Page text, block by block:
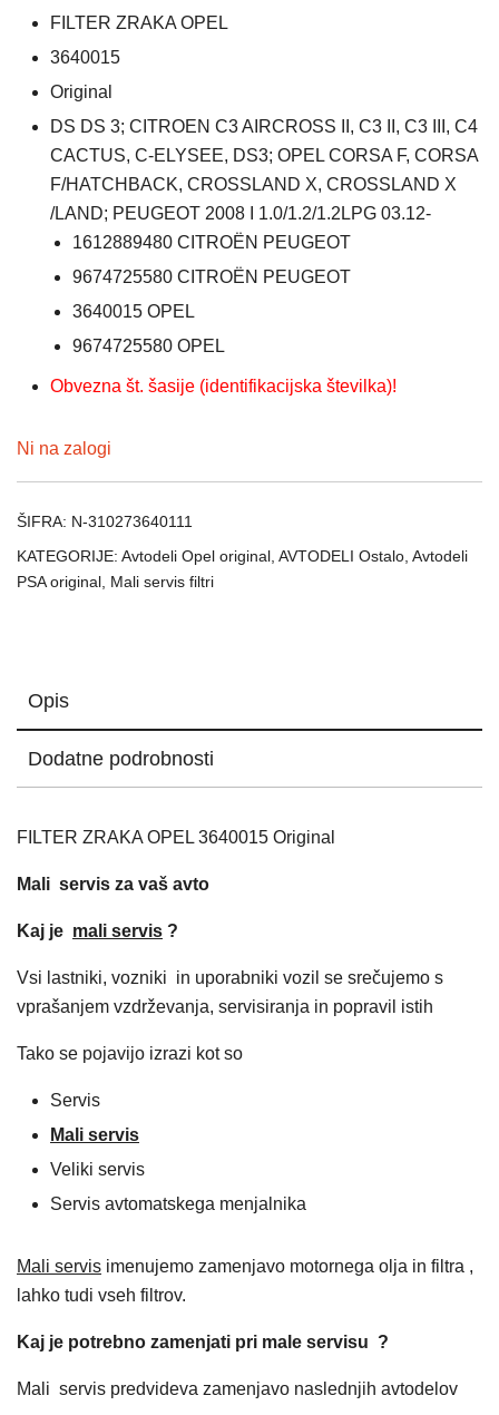
FILTER ZRAKA OPEL
3640015
Original
DS DS 3; CITROEN C3 AIRCROSS II, C3 II, C3 III, C4
CACTUS, C-ELYSEE, DS3; OPEL CORSA F, CORSA
F/HATCHBACK, CROSSLAND X, CROSSLAND X
/LAND; PEUGEOT 2008 I 1.0/1.2/1.2LPG 03.12-
1612889480 CITROËN PEUGEOT
9674725580 CITROËN PEUGEOT
3640015 OPEL
9674725580 OPEL
Obvezna št. šasije (identifikacijska številka)!
Ni na zalogi
ŠIFRA: N-310273640111
KATEGORIJE: Avtodeli Opel original AVTODELI Ostalo Avtodeli
PSA original Mali servis filtri
Opis
Dodatne podrobnosti
FILTER ZRAKA OPEL 3640015 Original
Mali servis za vaš avto
Kaj je mali servis ?
Vsi lastniki, vozniki in uporabniki vozil se srečujemo s
vprašanjem vzdrževanja, servisiranja in popravil istih
Tako se pojavijo izrazi kot so
Servis
Mali servis
Veliki servis
Servis avtomatskega menjalnika
Mali servis imenujemo zamenjavo motornega olja in filtra ,
lahko tudi vseh filtrov.
Kaj je potrebno zamenjati pri male servisu ?
Mali servis predvideva zamenjavo naslednjih avtodelov